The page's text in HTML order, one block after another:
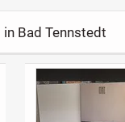
Bad Tennstedt